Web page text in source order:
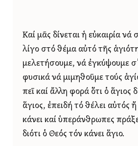
Καί μᾶς δίνεται ἡ εὐκαιρία
λίγο στό θέμα αὐτό τῆς
μελετήσουμε, νά ἐγκύψουμε
φυσικά νά μιμηθοῦμε τούς
πεῖ καί ἄλλη φορά ὅτι ὁ ἅγιος
ἅγιος, ἐπειδή τό θέλει αὐτός
κάνει καί ὑπεράνθρωπες
διότι ὁ Θεός τόν κάνει ἅγιο.